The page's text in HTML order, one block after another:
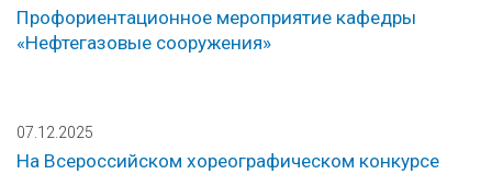
Профориентационное мероприятие кафедры
«Нефтегазовые сооружения»
07.12.2025
На Всероссийском хореографическом конкурсе